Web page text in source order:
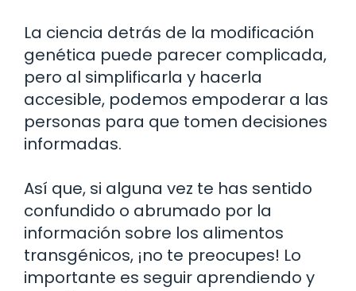
La ciencia detrás de la modificación
genética puede parecer complicada,
pero al simplificarla y hacerla
accesible, podemos empoderar a las
personas para que tomen decisiones
informadas.
Así que, si alguna vez te has sentido
confundido o abrumado por la
información sobre los alimentos
transgénicos, ¡no te preocupes! Lo
importante es seguir aprendiendo y